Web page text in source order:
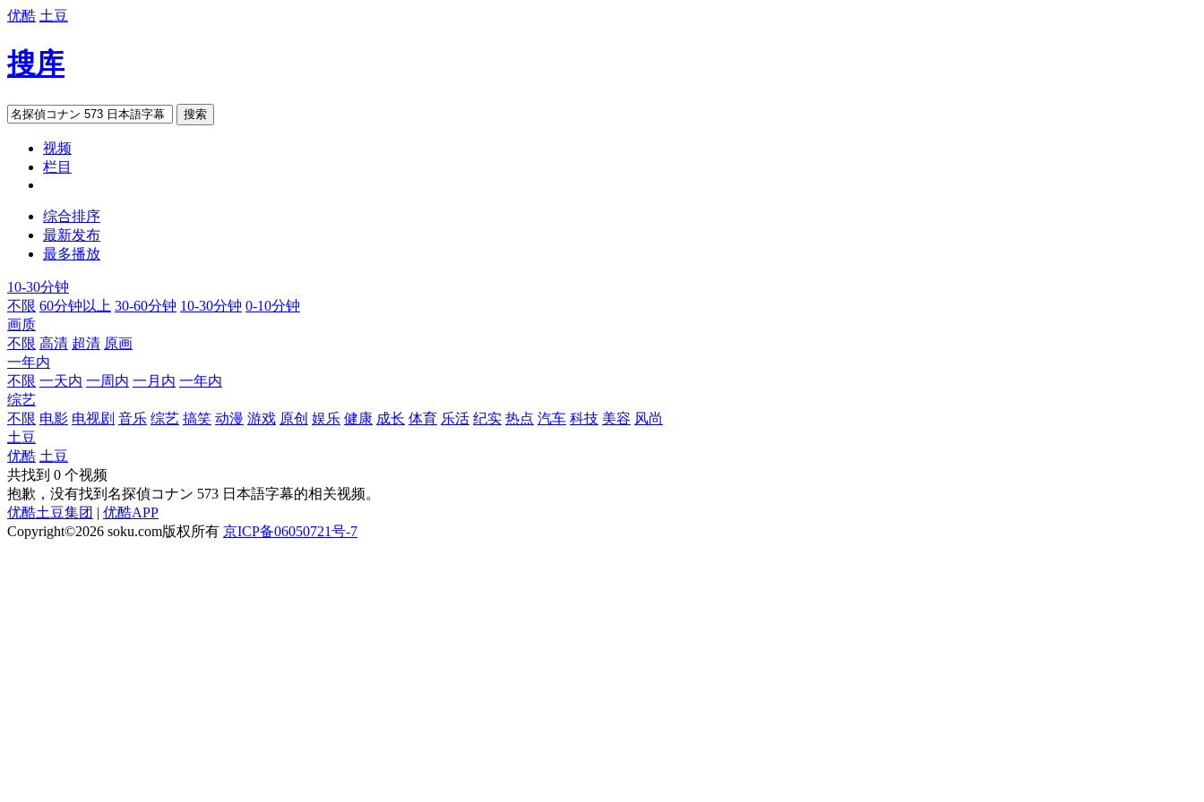
优酷 土豆
搜库
搜索
视频
栏目
综合排序
最新发布
最多播放
10-30分钟
不限 60分钟以上 30-60分钟 10-30分钟 0-10分钟
画质
不限 高清 超清 原画
一年内
不限 一天内 一周内 一月内 一年内
综艺
不限 电影 电视剧 音乐 综艺 搞笑 动漫 游戏 原创 娱乐 健康 成长 体育 乐活 纪实 热点 汽车 科技 美容 风尚
土豆
优酷 土豆
共找到 0 个视频
抱歉，没有找到 名探偵コナン 573 日本語字幕的相关视频。
优酷土豆集团 | 优酷APP
Copyright©2026 soku.com版权所有 京ICP备06050721号-7